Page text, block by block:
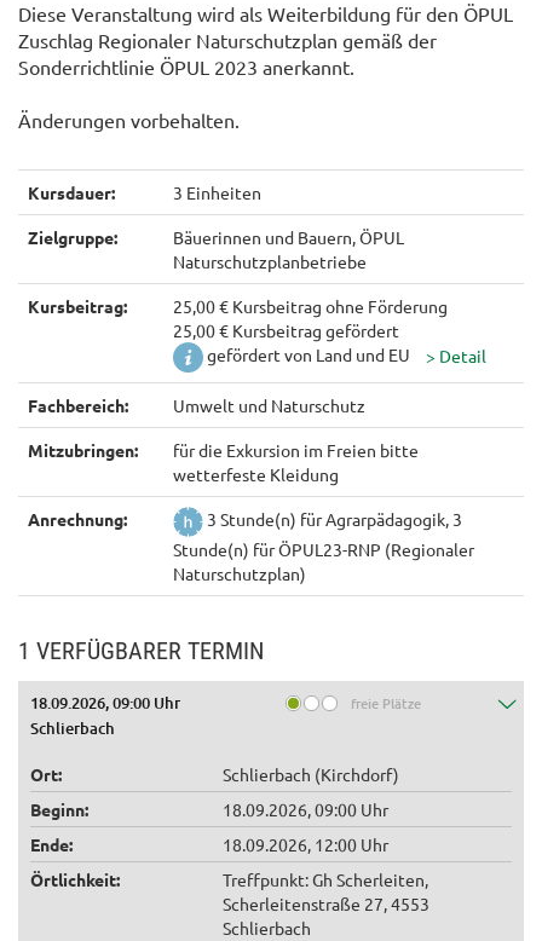
Diese Veranstaltung wird als Weiterbildung für den ÖPUL
Zuschlag Regionaler Naturschutzplan gemäß der
Sonderrichtlinie ÖPUL 2023 anerkannt.
Änderungen vorbehalten.
Kursdauer: 3 Einheiten
Zielgruppe:
Bäuerinnen und Bauern, ÖPUL
Naturschutzplanbetriebe
Kursbeitrag:
25,00 € Kursbeitrag ohne Förderung
25,00 € Kursbeitrag gefördert
gefördert von Land und EU
Fachbereich: Umwelt und Naturschutz
Mitzubringen:
für die Exkursion im Freien bitte
wetterfeste Kleidung
Anrechnung:
3 Stunde(n) für Agrarpädagogik, 3
Stunde(n) für ÖPUL23-RNP (Regionaler
Naturschutzplan)
1 VERFÜGBARER TERMIN
18.09.2026, 09:00 Uhr freie Plätze
Schlierbach
Ort:
Schlierbach (Kirchdorf)
Beginn:
18.09.2026, 09:00 Uhr
Ende:
18.09.2026, 12:00 Uhr
Örtlichkeit:
Treffpunkt: Gh Scherleiten,
Scherleitenstraße 27, 4553
Schlierbach